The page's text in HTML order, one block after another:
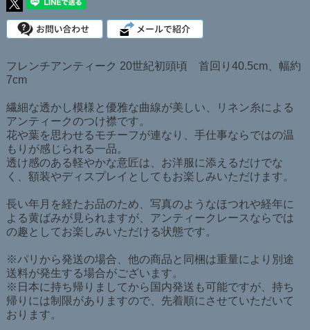
フレンチアンティーク 20世紀初頭頃 首回り40.5cm、幅約
7cm
繊細な透かし模様と優雅な曲線が美しい、リネン糸による
アンティークのつけ襟です。
花や葉を思わせるモチーフが連なり、手仕事ならではの温
もりが感じられる一品。
透け感のある軽やかな意匠は、お洋服に添えるだけでな
く、額装やディスプレイとしてもお楽しみいただけます。
長い年月を経たお品のため、写真のようなほつれや経年に
よる黄ばみが見られますが、アンティークレースならでは
の趣としてお楽しみいただける状態です。
※パリから発送の場合、他の商品と同梱は重量により別途
送料が発生する場合がございます。
※日本に持ち帰りましてから国内発送も可能ですが、持ち
帰りには制限がありますので、先着順にさせていただいて
おります。